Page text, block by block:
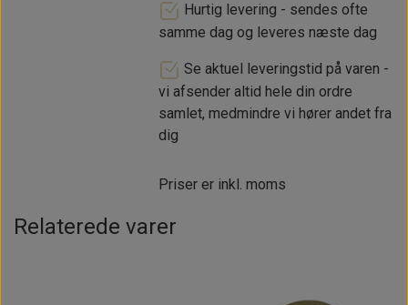
Hurtig levering - sendes ofte
samme dag og leveres næste dag
Se aktuel leveringstid på varen -
vi afsender altid hele din ordre
samlet, medmindre vi hører andet fra
dig
Priser er inkl. moms
Relaterede varer